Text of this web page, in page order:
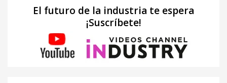
El futuro de la industria te espera
¡Suscríbete!